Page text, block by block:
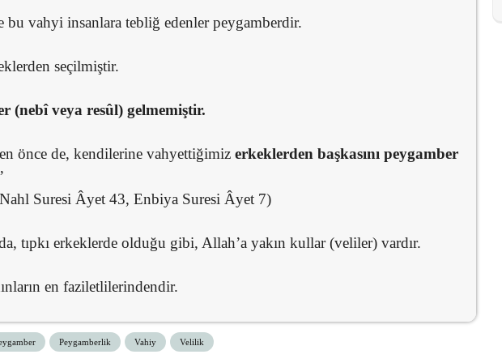
bu vahyi insanlara tebliğ edenler peygamberdir.
seçilmiştir.
(nebî veya resûl) gelmemiştir.
önce de, kendilerine vahyettiğimiz erkeklerden başkasını peygamber
Suresi Âyet 43, Enbiya Suresi Âyet 7)
tıpkı erkeklerde olduğu gibi, Allah’a yakın kullar (veliler) vardır.
en faziletlilerindendir.
Peygamberlik Vahiy Velilik